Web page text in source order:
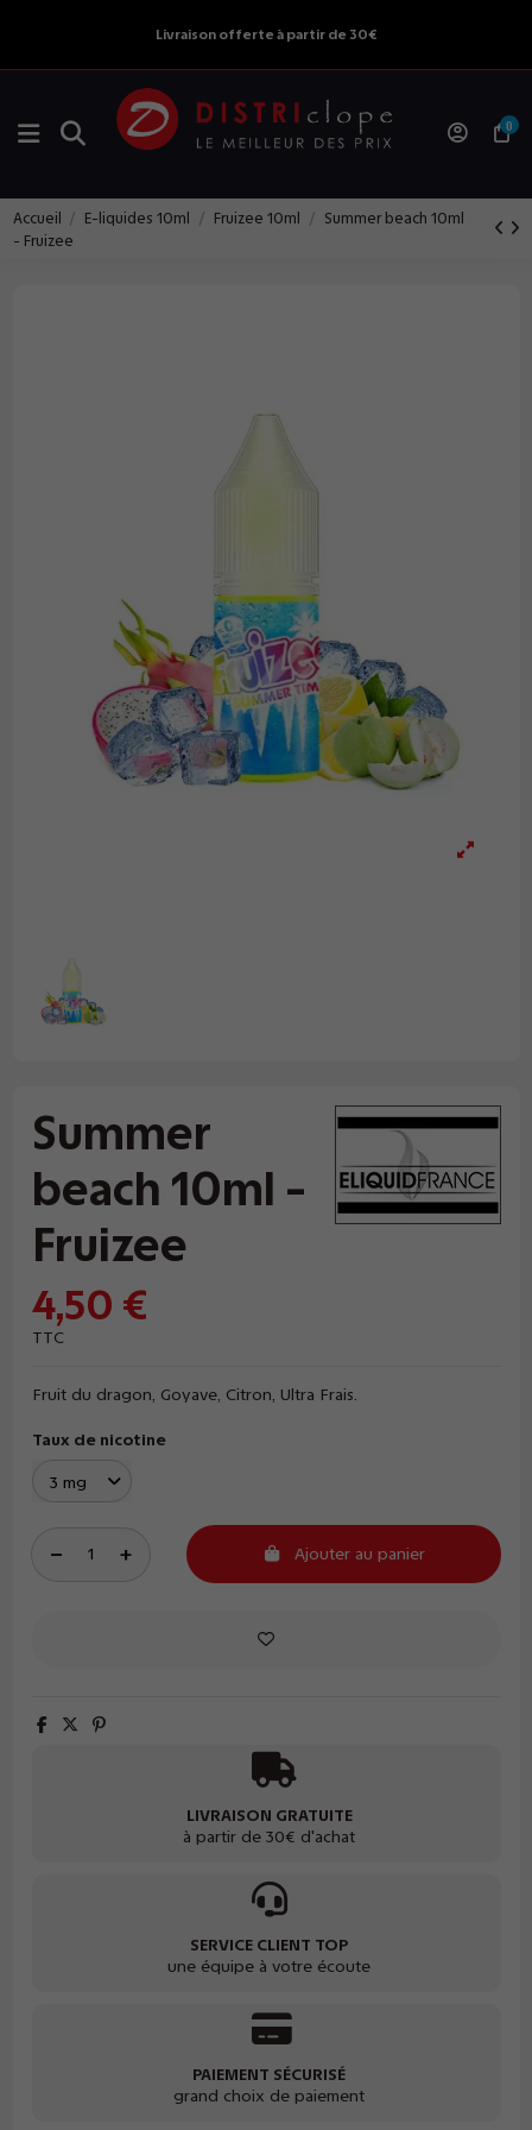
Livraison offerte à partir de 30€
0
Accueil E-liquides 10ml Fruizee 10ml
Summer beach 10ml
- Fruizee
Summer
beach 10ml -
Fruizee
4,50 €
TTC
Fruit du dragon, Goyave, Citron, Ultra Frais.
Taux de nicotine
Ajouter au panier
LIVRAISON GRATUITE
à partir de 30€ d'achat
SERVICE CLIENT TOP
une équipe à votre écoute
PAIEMENT SÉCURISÉ
grand choix de paiement